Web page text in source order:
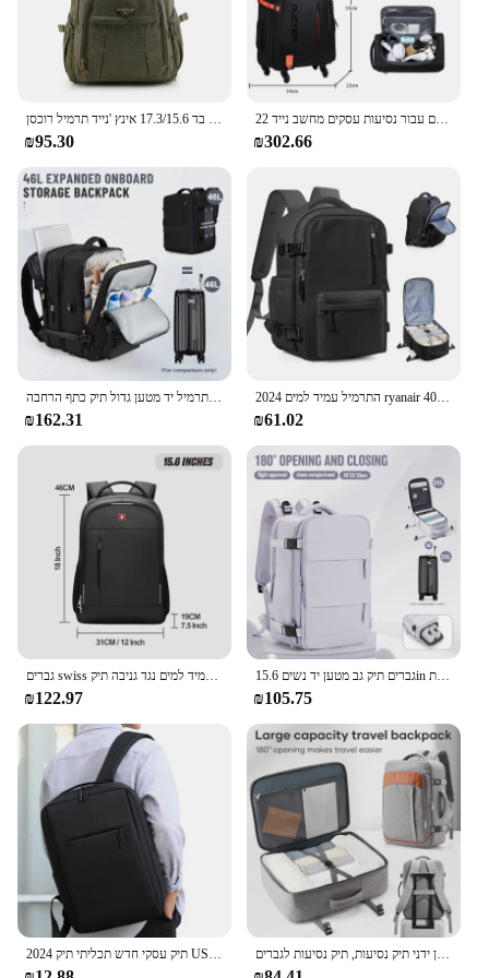
₪95.30
22 אינץ 'תרמיל גב לשאת-על תיק מים-תיק נסיעות חסינת גלגלים מתגלגל תרמיל גלגלים גלגלים עבור נסיעות עסקים מחשב נייד
₪302.66
₪162.31
2024 התרמיל עמיד למים ryanair 40 x20x25 שקית תא לגברים נשים מטוס נסיעות תרמיל גב נייד שקית cabina לשאת
₪61.02
₪122.97
גברים תיק גב מטען יד נשים 15.6in תרמיל גב נייד לשאת-ons נסיעות תרמילים ryanair תרמיל גב 40 x20 x25 שקית תא
₪105.75
תיק מחשב עבודה לגברים תיק נסיעות תיק טיולים, תיק עסקים עמיד למים תיק אחסון ידני תיק נסיעות, תיק נסיעות לגברים